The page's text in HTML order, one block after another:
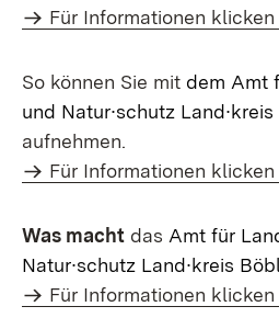
Für Informationen
So können Sie mit dem Amt
und Natur∙schutz
aufnehmen.
Für Informationen
Was macht das Amt für
Natur∙schutz Land∙kreis
Für Informationen